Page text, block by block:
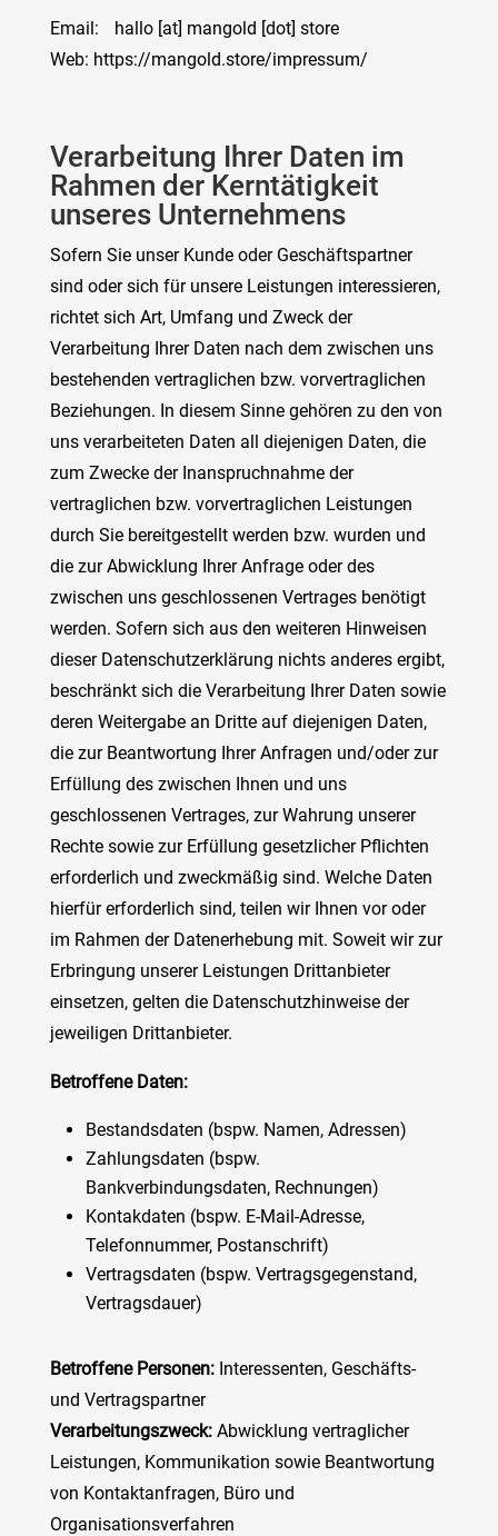
Email: hallo [at] mangold [dot] store
Web: https://mangold.store/impressum/
Verarbeitung Ihrer Daten im
Rahmen der Kerntätigkeit
unseres Unternehmens
Sofern Sie unser Kunde oder Geschäftspartner
sind oder sich für unsere Leistungen interessieren,
richtet sich Art, Umfang und Zweck der
Verarbeitung Ihrer Daten nach dem zwischen uns
bestehenden vertraglichen bzw. vorvertraglichen
Beziehungen. In diesem Sinne gehören zu den von
uns verarbeiteten Daten all diejenigen Daten, die
zum Zwecke der Inanspruchnahme der
vertraglichen bzw. vorvertraglichen Leistungen
durch Sie bereitgestellt werden bzw. wurden und
die zur Abwicklung Ihrer Anfrage oder des
zwischen uns geschlossenen Vertrages benötigt
werden. Sofern sich aus den weiteren Hinweisen
dieser Datenschutzerklärung nichts anderes ergibt,
beschränkt sich die Verarbeitung Ihrer Daten sowie
deren Weitergabe an Dritte auf diejenigen Daten,
die zur Beantwortung Ihrer Anfragen und/oder zur
Erfüllung des zwischen Ihnen und uns
geschlossenen Vertrages, zur Wahrung unserer
Rechte sowie zur Erfüllung gesetzlicher Pflichten
erforderlich und zweckmäßig sind. Welche Daten
hierfür erforderlich sind, teilen wir Ihnen vor oder
im Rahmen der Datenerhebung mit. Soweit wir zur
Erbringung unserer Leistungen Drittanbieter
einsetzen, gelten die Datenschutzhinweise der
jeweiligen Drittanbieter.
Betroffene Daten:
Bestandsdaten (bspw. Namen, Adressen)
Zahlungsdaten (bspw.
Bankverbindungsdaten, Rechnungen)
Kontakdaten (bspw. E-Mail-Adresse,
Telefonnummer, Postanschrift)
Vertragsdaten (bspw. Vertragsgegenstand,
Vertragsdauer)
Betroffene Personen:Interessenten, Geschäfts-
und Vertragspartner
Verarbeitungszweck:Abwicklung vertraglicher
Leistungen, Kommunikation sowie Beantwortung
von Kontaktanfragen, Büro und
Organisationsverfahren